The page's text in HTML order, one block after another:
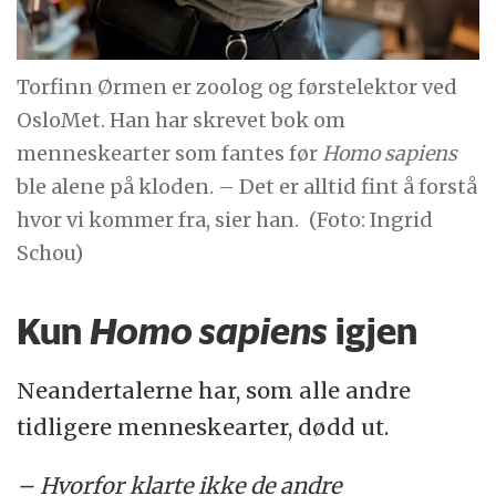
Torfinn Ørmen er zoolog og førstelektor ved
OsloMet. Han har skrevet bok om
menneskearter som fantes førHomo sapiens
ble alene på kloden. – Det er alltid fint å forstå
hvor vi kommer fra, sier han. (Foto: Ingrid
Schou)
KunHomo sapiens igjen
Neandertalerne har, som alle andre
tidligere menneskearter, dødd ut.
– Hvorfor klarte ikke de andre